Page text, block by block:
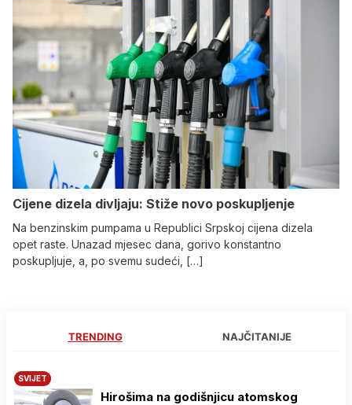
Cijene dizela divljaju: Stiže novo poskupljenje
Na benzinskim pumpama u Republici Srpskoj cijena dizela
opet raste. Unazad mjesec dana, gorivo konstantno
poskupljuje, a, po svemu sudeći, […]
TRENDING NAJČITANIJE
SVIJET
Hirošima na godišnjicu atomskog